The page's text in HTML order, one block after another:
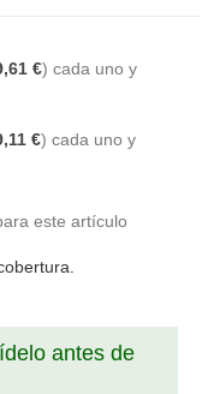
€ cada uno y
€ cada uno y
este artículo
antes de